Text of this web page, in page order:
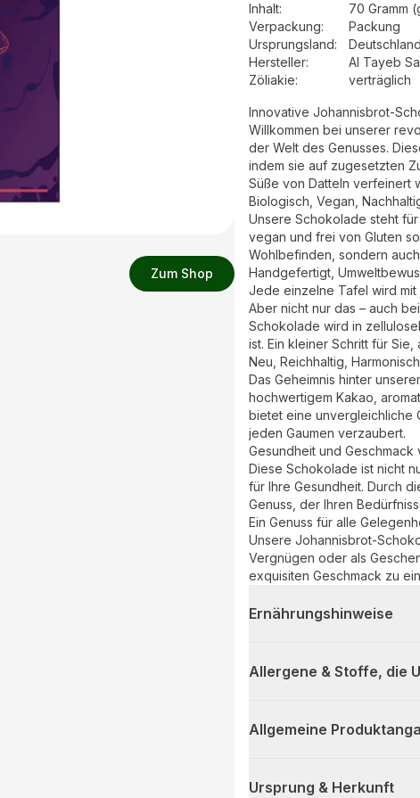
Zum Shop
Inhalt:
70 Gramm
Verpackung:
Packung
Ursprungsland:
Hersteller:
Al Tayeb
Zöliakie:
verträglich
Innovative Johannisbrot-
Willkommen bei unserer
der Welt des Genusses.
indem sie auf zugesetzten
Süße von Datteln verfeinert
Biologisch, Vegan,
Unsere Schokolade steht
vegan und frei von Gluten
Wohlbefinden, sondern
Handgefertigt,
Jede einzelne Tafel wird
Aber nicht nur das – auch
Schokolade wird in
ist. Ein kleiner Schritt für
Neu, Reichhaltig, Harmonisch
Das Geheimnis hinter
hochwertigem Kakao,
bietet eine unvergleichliche
jeden Gaumen verzaubert.
Gesundheit und Geschmack
Diese Schokolade ist nicht
für Ihre Gesundheit. Durch
Genuss, der Ihren
Ein Genuss für alle
Unsere Johannisbrot-
Vergnügen oder als
exquisiten Geschmack zu
Ernährungshinweise
Allergene & Stoffe, die
Allgemeine
Ursprung & Herkunft